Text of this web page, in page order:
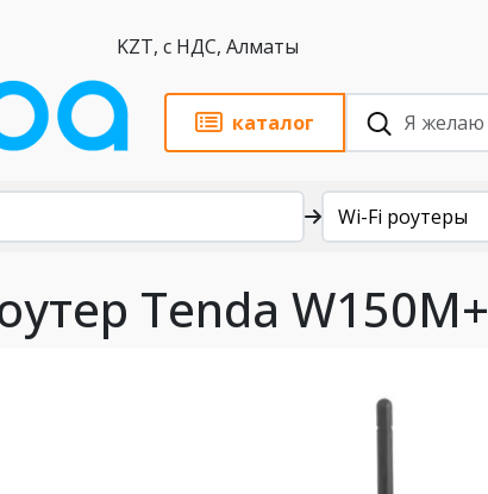
KZT, с НДС, Алматы
каталог
Wi-Fi роутеры
Tenda W150M+